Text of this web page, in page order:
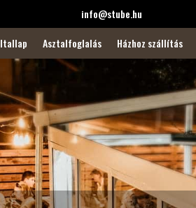
info@stube.hu
Itallap Asztalfoglalás Házhoz szállítás